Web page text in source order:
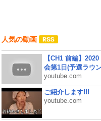
人気の動画
【CH1 前編】
会第1日(予選ラウ
youtube.com
ご紹介します!!!
youtube.com